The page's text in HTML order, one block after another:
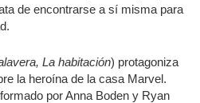
de encontrarse a sí misma para
La habitación) protagoniza
la heroína de la casa Marvel.
por Anna Boden y Ryan